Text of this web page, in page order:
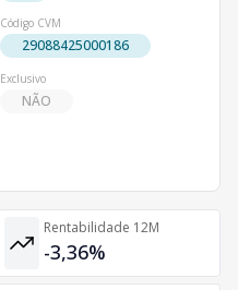
Código CVM
29088425000186
Exclusivo
NÃO
Rentabilidade 12M
-3,36%